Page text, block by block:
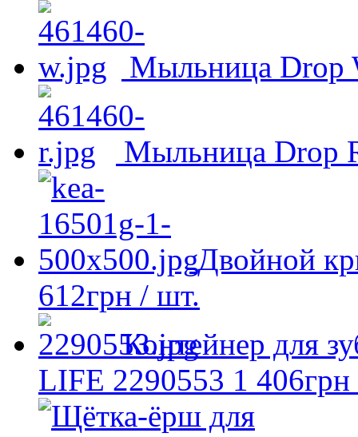
Мыльница Drop
Мыльница Drop
Двойной
612грн / шт.
Контейнер для
LIFE 2290553 1 406грн